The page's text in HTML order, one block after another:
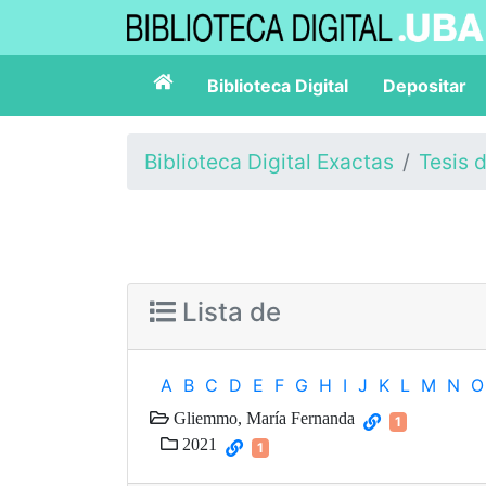
Biblioteca Digital Depositar
Biblioteca Digital Exactas Tesis
Lista de
A B C D E F G H I J K L M N O
Gliemmo, María Fernanda 1
2021 1